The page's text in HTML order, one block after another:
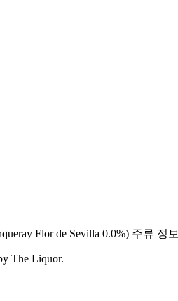
Flor de Sevilla 0.0%) 주류 정보
The Liquor.